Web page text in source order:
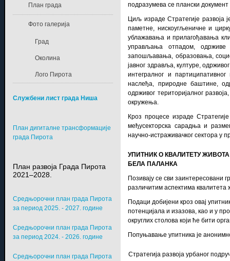
подразумева се плански
Циљ израде Стратегије развоја
паметне, нискоугљеничне и
ублажавања и прилагођавања
управљања отпадом, одрживе
запошљавања, образовања,
јавног здравља, културе,
интегралног и
наслеђа, природне баштине,
одрживог територијалног
окружења.
Кроз процесе израде
међусекторска сарадња и
научно-истраживачког сектора
УПИТНИК О КВАЛИТЕТУ
БЕЛА ПАЛАНКА
Позивају се сви заинтересовани
различитим аспектима квалитета
Подаци добијени кроз овај
потенцијала и изазова, као и у
округлих столова који ће бити
Попуњавање упитника је
Стратегија развоја урбаног
План града
Фото галерија
Град
Околина
Лого Пирота
Службени лист града Ниша
План дигиталне трансформације
града Пирота
План развоја Града Пирота
2021–2028.
Средњорочни план града Пирота
за период 2025. - 2027. године
Средњорочни план града Пирота
за период 2024. - 2026. године
Средњорочни план града Пирота